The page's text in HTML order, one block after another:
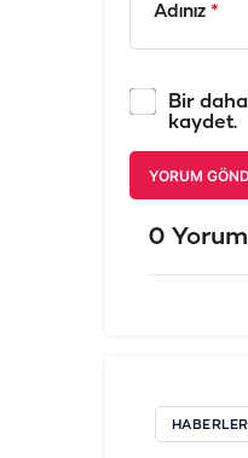
Adınız *
Bir
kaydet.
YORUM
0 Yorum
HABERLER